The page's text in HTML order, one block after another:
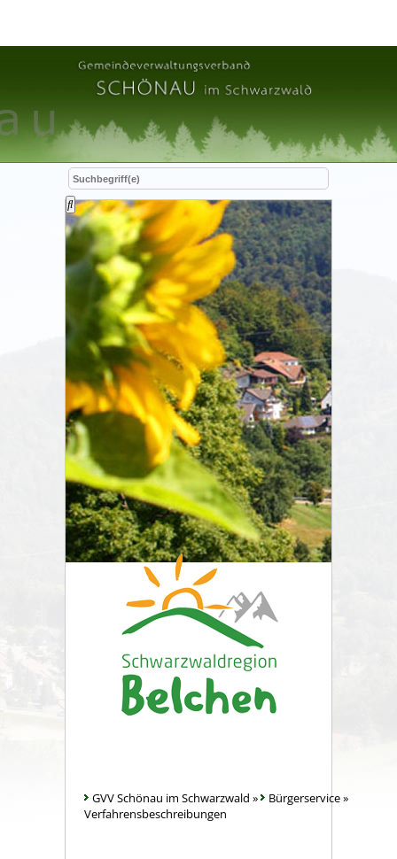
GVV Schönau im Schwarzwald » Bürgerservice»
Verfahrensbeschreibungen